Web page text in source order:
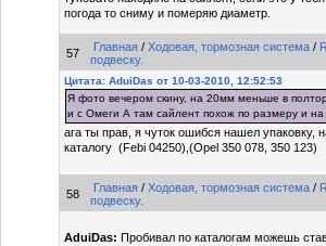
погода то сниму и померяю диаметр.
57 Главная / Ходовая, тормозная система /
подвеску.
Цитата: AduiDas от 10-03-2010, 12:52:53
Я фото вечером скину, на 20мм меньше в
и с Омеги А там сайлент похож по размеру и на
ага ты прав, я чуток ошибся нашел упаковку,
каталогу (Febi 04250),(Opel 350 078, 350 123)
58 Главная / Ходовая, тормозная система /
подвеску.
AduiDas: Пробивал по каталогам можешь